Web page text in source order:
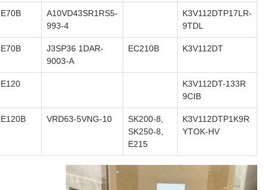
K3V112DTP17LR-
9TDL
A10VD43SR1RS5-
993-4
E70B
K3V112DT
EC210B
J3SP36 1DAR-
9003-A
E70B
K3V112DT-133R
9CIB
E120
K3V112DTP1K9R
YTOK-HV
SK200-8,
SK250-8,
E215
VRD63-5VNG-10
E120B